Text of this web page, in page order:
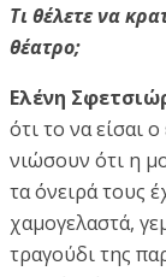
Τι θέλετε να
θέατρο;
Ελένη
ότι το να είσαι
νιώσουν ότι η
τα όνειρά τους
χαμογελαστά,
τραγούδι της